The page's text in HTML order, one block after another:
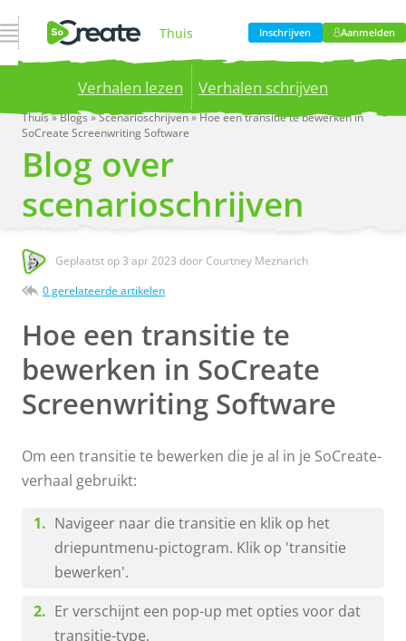
Open navigatie Thuis
Product
Prijzen
Bedrijf
Inschrijven Aanmelden
Verhalen lezen Verhalen schrijven
Publish your stories to a global audience.
Thuis»Blogs»Scenarioschrijven»Hoe een transitie te bewerken in
SoCreate Screenwriting Software
Blog over
scenarioschrijven
Geplaatst op3 apr 2023 door Courtney Meznarich
0 gerelateerde artikelen
Hoe een transitie te
bewerken in SoCreate
Screenwriting Software
Om een transitie te bewerken die je al in je SoCreate-
verhaal gebruikt:
Navigeer naar die transitie en klik op het
driepuntmenu-pictogram. Klik op 'transitie
bewerken'.
Er verschijnt een pop-up met opties voor dat
transitie-type.